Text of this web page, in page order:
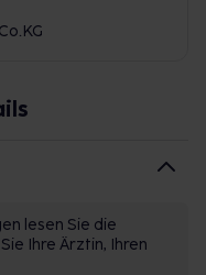
lesen Sie die
Ihre Ärztin, Ihren